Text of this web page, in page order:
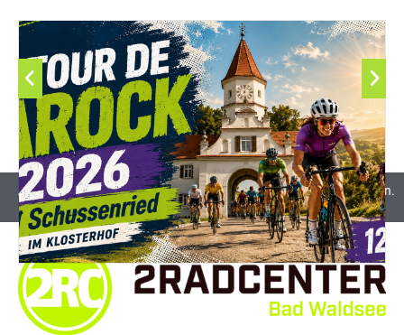
Alle Preise inkl. Mehrwertsteuer und gegebenenfalls Versandkosten.